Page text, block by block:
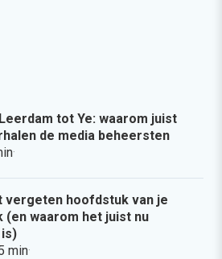
tot Ye: waarom juist
de media beheersten
·
vergeten hoofdstuk van je
(en waarom het juist nu
min·